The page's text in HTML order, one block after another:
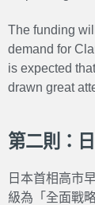
The funding
demand for
is expected
drawn great
第二則：
日本首相高市
級為「全面戰